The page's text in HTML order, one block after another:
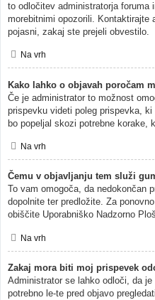
to odločitev administratorja foruma
morebitnimi opozorili. Kontaktirajte
pojasni, zakaj ste prejeli obvestilo.
Na vrh
Kako lahko o objavah poročam
Če je administrator to možnost
prispevku videti poleg prispevka,
bo popeljal skozi potrebne korake,
Na vrh
Čemu v objavljanju tem služi
To vam omogoča, da nedokončan
dopolnite ter predložite. Za
obiščite Uporabniško Nadzorno
Na vrh
Zakaj mora biti moj prispevek
Administrator se lahko odloči, da
potrebno le-te pred objavo